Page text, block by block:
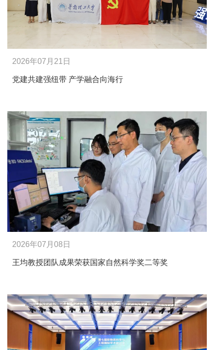
2026年07月21日
党建共建强纽带 产学融合向海行
2026年07月08日
王均教授团队成果荣获国家自然科学奖二等奖